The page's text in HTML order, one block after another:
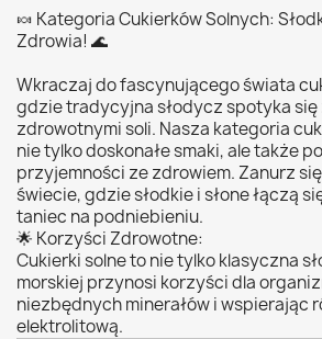
🍬 Kategoria Cukierków Solnych:
Zdrowia! 🌊
Wkraczaj do fascynującego świata
gdzie tradycyjna słodycz spotyka się
zdrowotnymi soli. Nasza kategoria
nie tylko doskonałe smaki, ale także
przyjemności ze zdrowiem. Zanurz
świecie, gdzie słodkie i słone łączą
taniec na podniebieniu.
🌟 Korzyści Zdrowotne:
Cukierki solne to nie tylko klasyczna
morskiej przynosi korzyści dla
niezbędnych minerałów i wspierając
elektrolitową.